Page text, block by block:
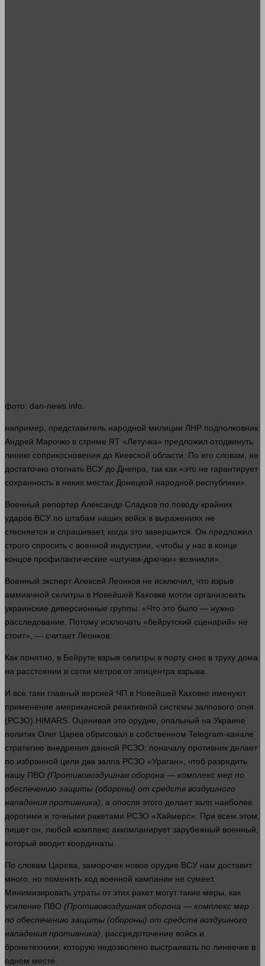
фото: dan-news.info.
например , представитель народной милиции ЛНР подполковник
Андрей Марочко в стриме RT «Летучка» предложил отодвинуть
линию соприкосновения до Киевской области . По его словам, не
достаточно отогнать ВСУ до Днепра, так как «это не гарантирует
сохранность в неких местах Донецкой народной республики».
Военный репортер Александр Сладков по поводу крайних
ударов ВСУ по штабам наших войск в выражениях не
стесняется и спрашивает, когда это завершится. Он предложил
строго спросить с военной индустрии, «чтобы у нас в конце
концов профилактические «штучки-дрючки» возникли».
Военный эксперт Алексей Леонков не исключил, что взрыв
аммиачной селитры в Новейшей Каховке могли организовать
украинские диверсионные группы. «Что это было — нужно
расследование. Потому исключать «бейрутский сценарий» не
стоит», — считает Леонков.
Как понятно, в Бейруте взрыв селитры в порту снес в труху дома
на расстоянии в сотки метров от эпицентра взрыва.
И все таки главный версией ЧП в Новейшей Каховке именуют
применение американской реактивной системы залпового огня
(РСЗО) HIMARS. Оценивая это орудие , опальный на Украине
политик Олег Царев обрисовал в собственном Telegram-канале
стратегию внедрения данной РСЗО: поначалу противник делает
по избранной цели два залпа РСЗО «Ураган», чтоб разрядить
нашу ПВО (Противовоздушная оборона — комплекс мер по
обеспечению защиты (обороны) от средств воздушного
нападения противника) , а опосля этого делает залп наиболее
дорогими и точными ракетами РСЗО «Хаймерс». При всем этом,
пишет он, любой комплекс аккомпанирует зарубежный военный,
который вводит координаты.
По словам Царева, заморочек новое орудие ВСУ нам доставит
много , но поменять ход военной кампании не сумеет.
Минимизировать утраты от этих ракет могут такие меры, как
усиление ПВО (Противовоздушная оборона — комплекс мер
по обеспечению защиты (обороны) от средств воздушного
нападения противника) , рассредоточение войск и
бронетехники, которую недозволено выстраивать по линеечке в
одном месте